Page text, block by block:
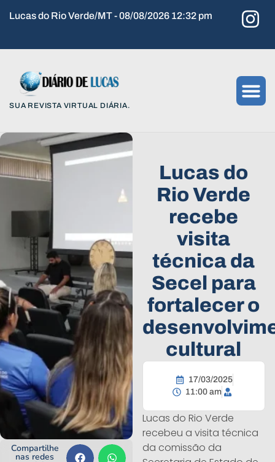
Lucas do Rio Verde/MT - 08/08/2026 12:32 pm
SUA REVISTA VIRTUAL DIÁRIA.
Compartilhe
nas redes
Lucas do
Rio Verde
recebe
visita
técnica da
Secel para
fortalecer o
cultural
17/03/2025
11:00 am
Lucas do Rio Verde
recebeu a visita técnica
da comissão da